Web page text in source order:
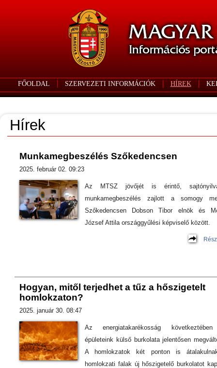
FŐOLDAL SZERVEZETI INFORMÁCIÓK HÍREK
Hírek
Munkamegbeszélés Szőkedencsen
2025. február 02. 09:23
Az MTSZ jövőjét is érintő,
munkamegbeszélés zajlott a somogy
Szőkedencsen Dobson Tibor elnök és
József Attila országgyűlési képviselő között.
Hogyan, mitől terjedhet a tűz a hőszigetelt
homlokzaton?
2025. január 30. 08:47
Az energiatakarékosság
épületeink külső burkolata jelentősen
A homlokzatok két ponton is
homlokzati falak új hőszigetelő burkolatot